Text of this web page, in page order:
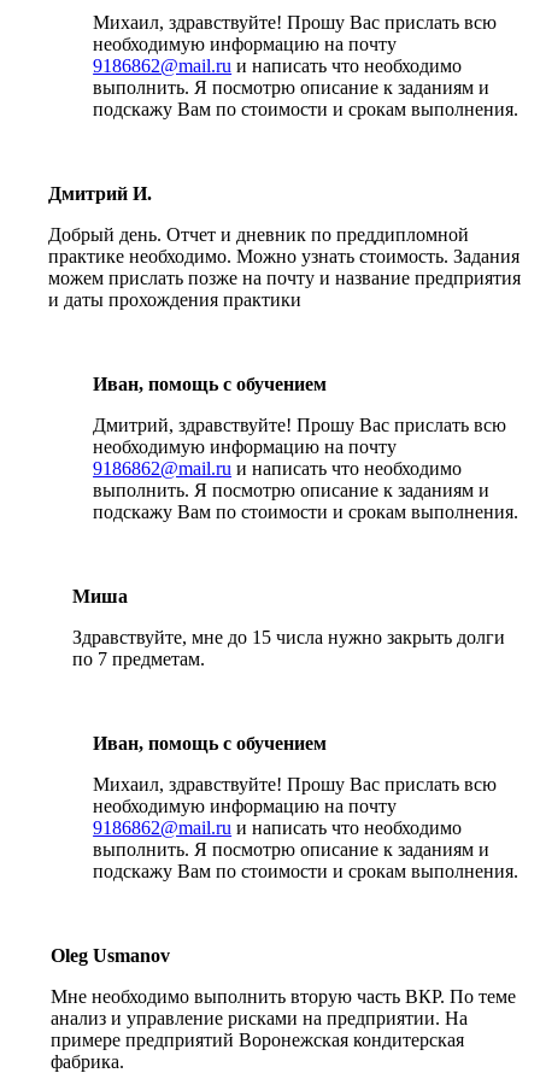
Михаил, здравствуйте! Прошу Вас прислать всю
необходимую информацию на почту
9186862@mail.ru и написать что необходимо
выполнить. Я посмотрю описание к заданиям и
подскажу Вам по стоимости и срокам выполнения.
Дмитрий И.
Добрый день. Отчет и дневник по преддипломной
практике необходимо. Можно узнать стоимость. Задания
можем прислать позже на почту и название предприятия
и даты прохождения практики
Иван, помощь с обучением
Дмитрий, здравствуйте! Прошу Вас прислать всю
необходимую информацию на почту
9186862@mail.ru и написать что необходимо
выполнить. Я посмотрю описание к заданиям и
подскажу Вам по стоимости и срокам выполнения.
Миша
Здравствуйте, мне до 15 числа нужно закрыть долги
по 7 предметам.
Иван, помощь с обучением
Михаил, здравствуйте! Прошу Вас прислать всю
необходимую информацию на почту
9186862@mail.ru и написать что необходимо
выполнить. Я посмотрю описание к заданиям и
подскажу Вам по стоимости и срокам выполнения.
Oleg Usmanov
Мне необходимо выполнить вторую часть ВКР. По теме
анализ и управление рисками на предприятии. На
примере предприятий Воронежская кондитерская
фабрика.